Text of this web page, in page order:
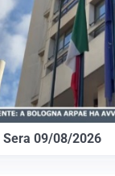
Sera 09/08/2026